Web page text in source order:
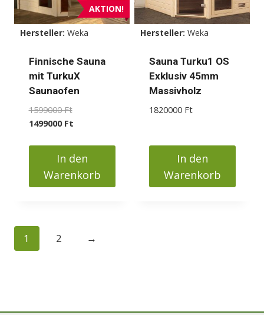
Optionen
können
auf
der
Produktseite
gewählt
werden
Optionen
können
auf
der
Produktseite
gewählt
werden
AKTION!
Hersteller: Weka
Finnische Sauna
mit TurkuX
Saunaofen
1599000FtUrsprünglicher
Preis
1599000 Ft
1499000 FtAktueller
ist:
1499000 Ft.
In den
Warenkorb
Hersteller: Weka
Sauna Turku1 OS
Exklusiv 45mm
Massivholz
1820000 Ft
In den
Warenkorb
1 2 →